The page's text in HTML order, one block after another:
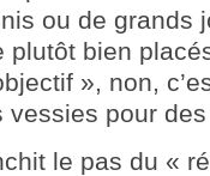
ou de grands
plutôt bien
», non,
vessies pour
le pas du «